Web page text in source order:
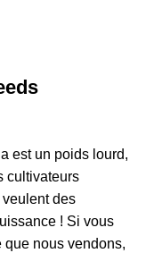
est un poids lourd,
cultivateurs
des
! Si vous
nous vendons,